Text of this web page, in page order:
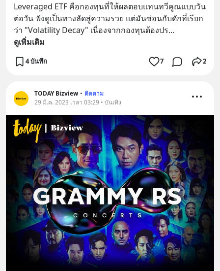
Leveraged ETF คือกองทุนที่ให้ผลตอบแทนทวีคูณแบบวัน
ต่อวัน ฟังดูเป็นทางลัดสู่ความรวย แต่มันซ่อนกับดักที่เรียก
ว่า "Volatility Decay" เนื่องจากกองทุนต้องปร...
ดูเพิ่มเติม
4 บันทึก 7 2
TODAY Bizview • ติดตาม
29 มี.ค. 2023 เวลา 03:29 • บันเทิง